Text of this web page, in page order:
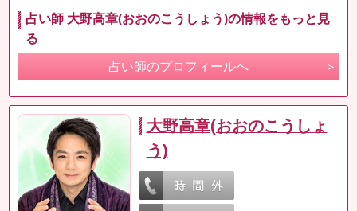
占い師 大野高章(おおのこうしょう)の情報をもっと見
る
占い師のプロフィールへ
大野高章(おおのこうしょ
う)